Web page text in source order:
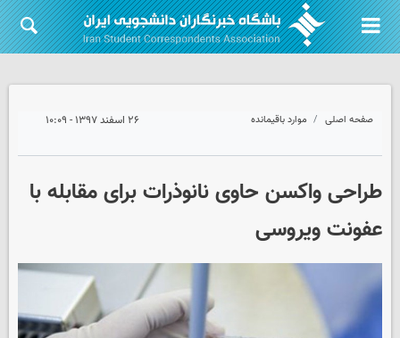
صفحه اصلی موارد باقیمانده ۲۶ اسفند ۱۳۹۷ - ۱۰:۰۹
طراحی واکسن حاوی نانوذرات برای مقابله با
عفونت ویروسی